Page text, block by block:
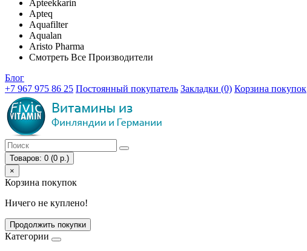
Apteekkarin
Apteq
Aquafilter
Aqualan
Aristo Pharma
Смотреть Все Производители
Блог
+7 967 975 86 25 Постоянный покупатель Закладки (0) Корзина покупок
Товаров: 0 (0 р.)
×
Корзина покупок
Ничего не куплено!
Продолжить покупки
Категории